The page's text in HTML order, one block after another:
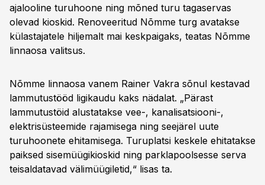
ajalooline turuhoone ning mõned turu tagaservas
olevad kioskid. Renoveeritud Nõmme turg avatakse
külastajatele hiljemalt mai keskpaigaks, teatas Nõmme
linnaosa valitsus.
Nõmme linnaosa vanem Rainer Vakra sõnul kestavad
lammutustööd ligikaudu kaks nädalat. „Pärast
lammutustöid alustatakse vee-, kanalisatsiooni-,
elektrisüsteemide rajamisega ning seejärel uute
turuhoonete ehitamisega. Turuplatsi keskele ehitatakse
paiksed sisemüügikioskid ning parklapoolsesse serva
teisaldatavad välimüügiletid,“ lisas ta.